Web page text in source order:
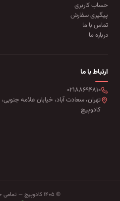
حساب کاربری
پیگیری سفارش
تماس با ما
درباره ما
ارتباط با ما
۰۲۱۸۸۶۹۴۸۱۰
کادوپیچ
© ۱۴۰۵ کادوپیچ — تمامی حقوق محفوظ است